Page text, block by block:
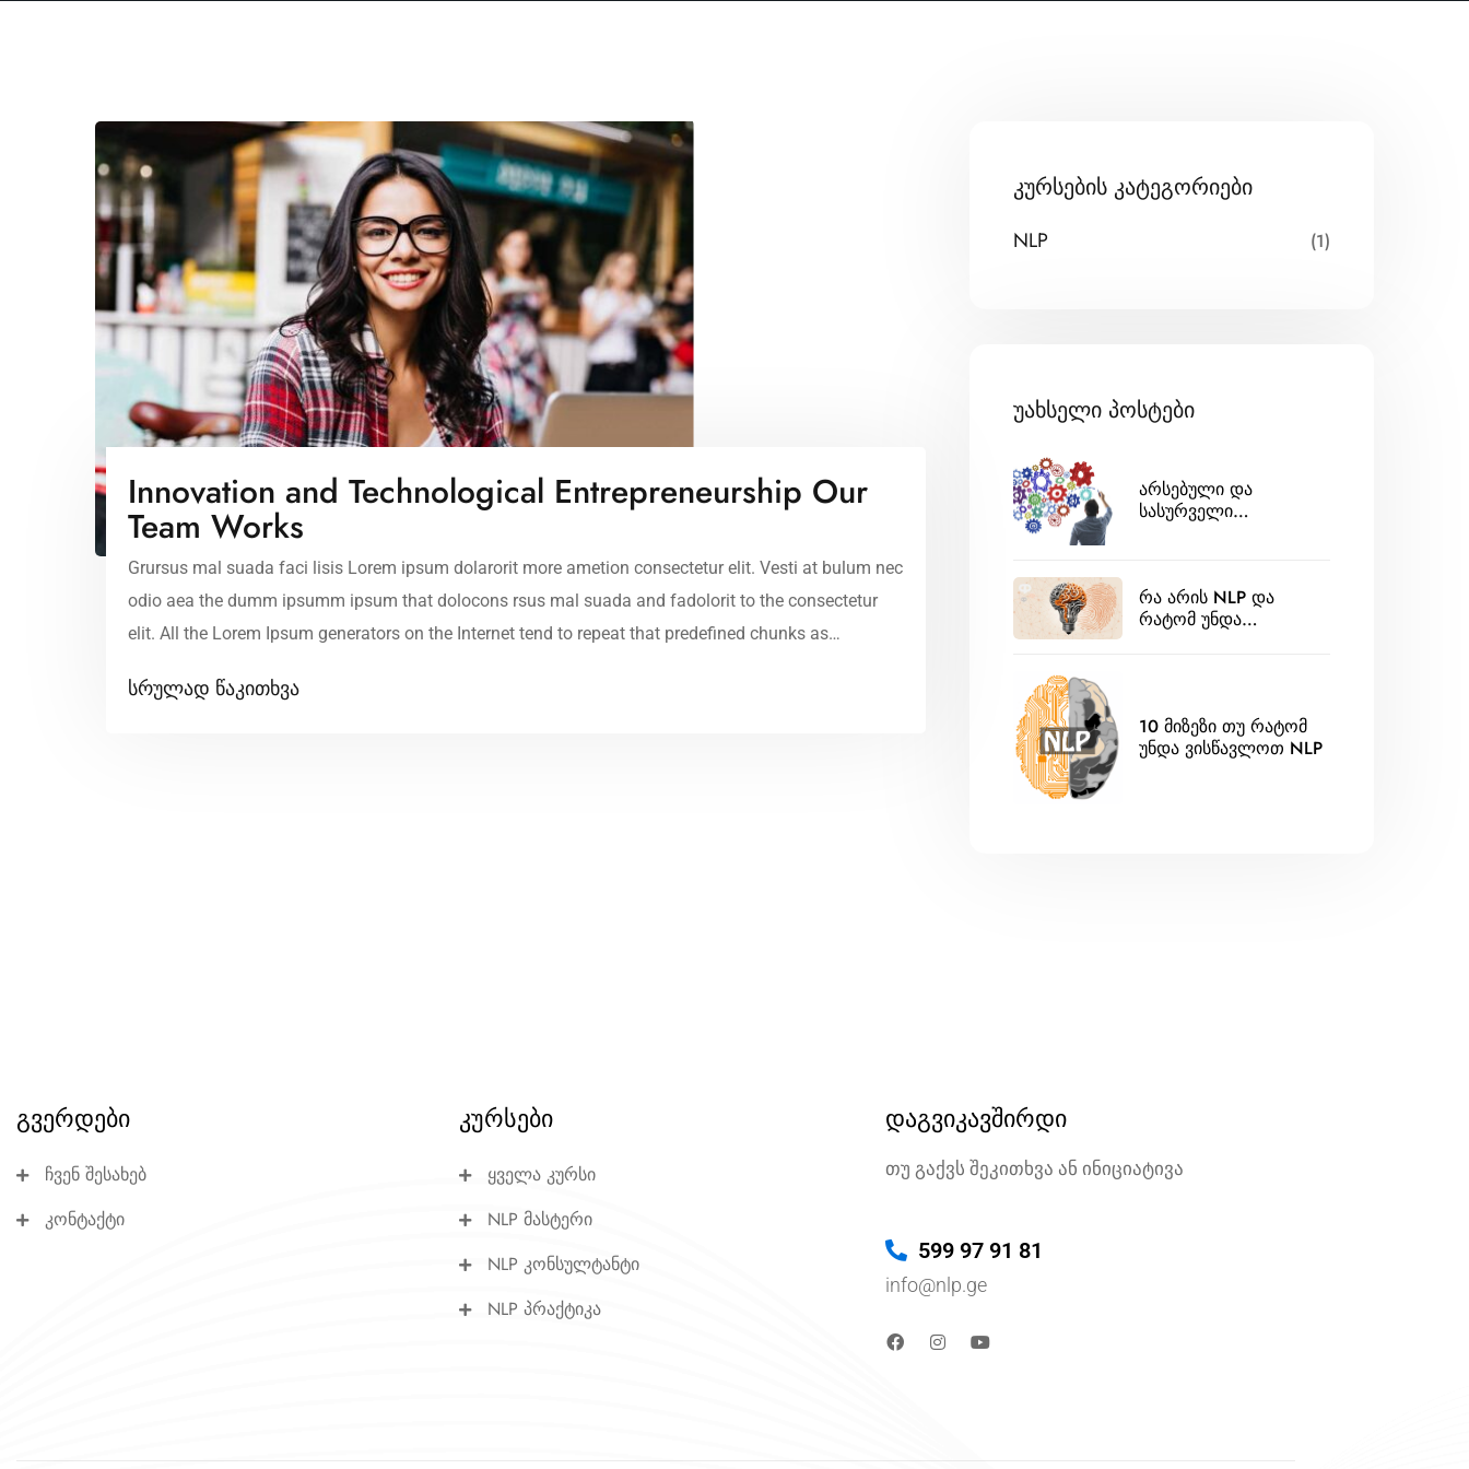
Innovation and Technological Entrepreneurship Our
Team Works
Grursus mal suada faci lisis Lorem ipsum dolarorit more ametion consectetur elit. Vesti at bulum nec
odio aea the dumm ipsumm ipsum that dolocons rsus mal suada and fadolorit to the consectetur
elit. All the Lorem Ipsum generators on the Internet tend to repeat that predefined chunks as
სრულად წაკითხვა
კურსების კატეგორიები
NLP (1)
უახსელი პოსტები
არსებული და
სასურველი
რა არის NLP და
რატომ უნდა
10 მიზეზი თუ რატომ
უნდა ვისწავლოთ NLP
გვერდები
ჩვენ შესახებ
კონტაქტი
კურსები
ყველა კურსი
NLP მასტერი
NLP კონსულტანტი
NLP პრაქტიკა
დაგვიკავშირდი
თუ გაქვს შეკითხვა ან ინიციატივა
599 97 91 81
info@nlp.ge